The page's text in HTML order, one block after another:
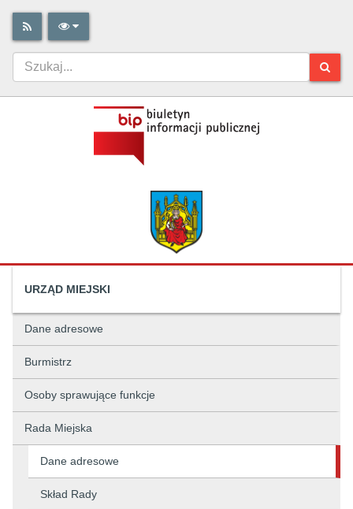
URZĄD MIEJSKI
Dane adresowe
Burmistrz
Osoby sprawujące funkcje
Rada Miejska
Dane adresowe
Skład Rady